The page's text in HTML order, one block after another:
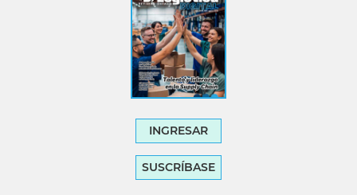
INGRESAR
SUSCRÍBASE